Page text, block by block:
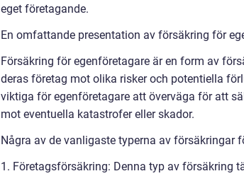
eget företagande.
En omfattande presentation av försäkring för
Försäkring för egenföretagare är en form av
deras företag mot olika risker och potentiella
viktiga för egenföretagare att överväga för att
mot eventuella katastrofer eller skador.
Några av de vanligaste typerna av försäkringar
1. Företagsförsäkring: Denna typ av försäkring